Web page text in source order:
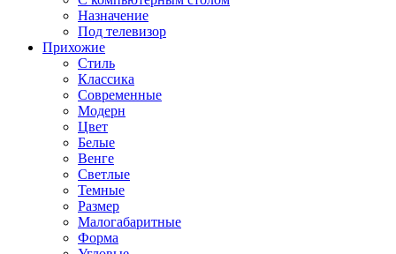
Назначение
Под телевизор
Прихожие
Стиль
Классика
Современные
Модерн
Цвет
Белые
Венге
Светлые
Темные
Размер
Малогабаритные
Форма